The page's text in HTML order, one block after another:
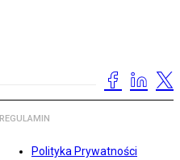
REGULAMIN
Polityka Prywatności